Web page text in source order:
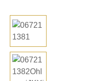
Bildergalerie überspringen